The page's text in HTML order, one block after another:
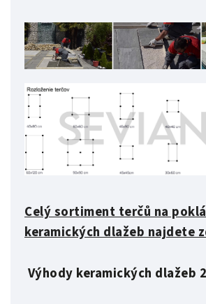
Celý sortiment terčů na
keramických dlažeb najdete
Výhody keramických dlažeb